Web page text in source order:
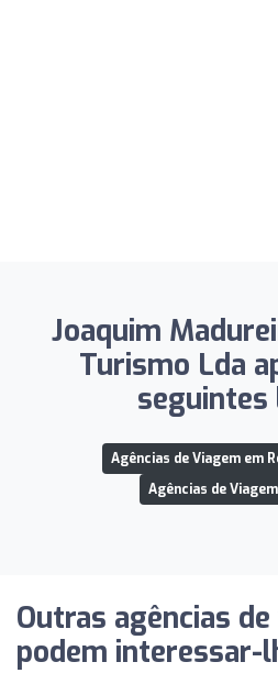
Joaquim
Turismo Lda
seguintes
Agências de Viagem em
Agências de
Outras agências
podem interessar-